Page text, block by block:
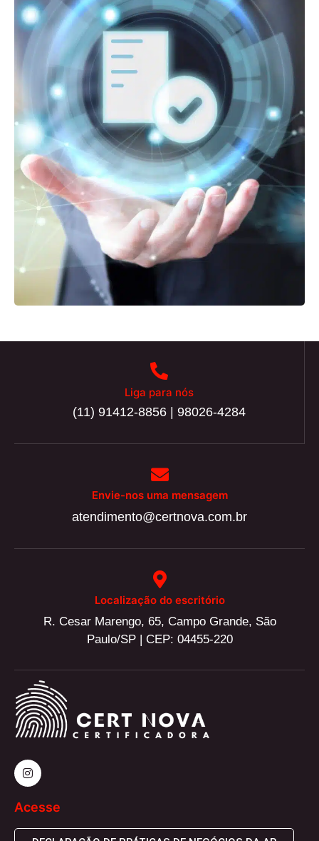
Liga para nós
(11) 91412-8856 | 98026-4284
Envie-nos uma mensagem
atendimento@certnova.com.br
Localização do escritório
R. Cesar Marengo, 65, Campo Grande, São
Paulo/SP | CEP: 04455-220
Acesse